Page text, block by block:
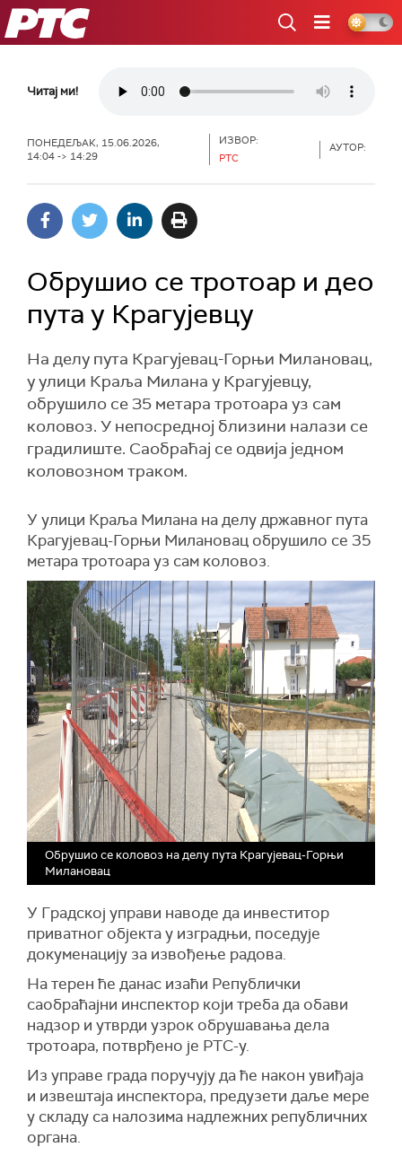
РТС
Читај ми!
ПОНЕДЕЉАК, 15.06.2026,
14:04 -> 14:29
ИЗВОР:
РТС
АУТОР:
Обрушио се тротоар и деo
пута у Крагујевцу
На делу пута Крагујевац-Горњи Милановац,
у улици Краља Милана у Крагујевцу,
обрушило се 35 метара тротоара уз сам
коловоз. У непосредној близини налази се
градилиште. Саобраћај се одвија једном
коловозном траком.
У улици Краља Милана на делу државног пута
Крагујевац-Горњи Милановац обрушило се 35
метара тротоара уз сам коловоз.
Обрушио се коловоз на делу пута Крагујевац-Горњи
Милановац
У Градској управи наводе да инвеститор
приватног објекта у изградњи, поседује
докуменацију за извођење радова.
На терен ће данас изаћи Републички
саобраћајни инспектор који треба да обави
надзор и утврди узрок обрушавања дела
тротоара, потврђено је РТС-у.
Из управе града поручују да ће након увиђаја
и извештаја инспектора, предузети даље мере
у складу са налозима надлежних републичних
органа.